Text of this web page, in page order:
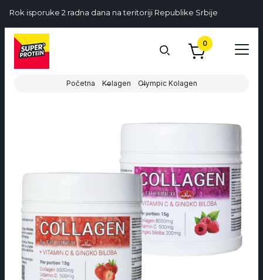
Rok isporuke 2 radna dana na teritoriji Republike Srbije
0
Početna Kolagen Olympic Kolagen